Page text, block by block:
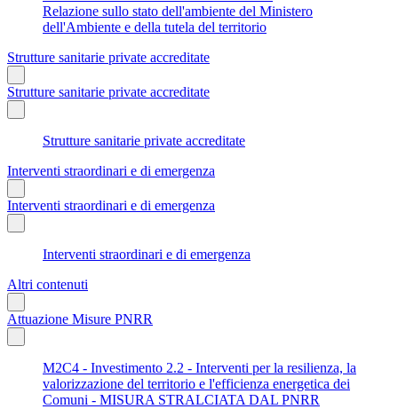
Relazione sullo stato dell'ambiente del Ministero
dell'Ambiente e della tutela del territorio
Strutture sanitarie private accreditate
Strutture sanitarie private accreditate
Strutture sanitarie private accreditate
Interventi straordinari e di emergenza
Interventi straordinari e di emergenza
Interventi straordinari e di emergenza
Altri contenuti
Attuazione Misure PNRR
M2C4 - Investimento 2.2 - Interventi per la resilienza, la
valorizzazione del territorio e l'efficienza energetica dei
Comuni - MISURA STRALCIATA DAL PNRR